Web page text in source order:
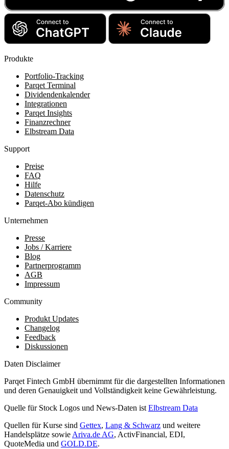
Produkte
Portfolio-Tracking
Parqet Terminal
Dividendenkalender
Integrationen
Parqet Insights
Finanzrechner
Elbstream Data
Support
Preise
FAQ
Hilfe
Datenschutz
Parqet-Abo kündigen
Unternehmen
Presse
Jobs / Karriere
Blog
Partnerprogramm
AGB
Impressum
Community
Produkt Updates
Changelog
Feedback
Diskussionen
Daten Disclaimer
Parqet Fintech GmbH übernimmt für die dargestellten Informationen
und deren Genauigkeit und Vollständigkeit keine Gewährleistung.
Quelle für Stock Logos und News-Daten ist Elbstream Data
Quellen für Kurse sind Gettex, Lang & Schwarz und weitere
Handelsplätze sowie Ariva.de AG, ActivFinancial, EDI,
QuoteMedia und GOLD.DE.